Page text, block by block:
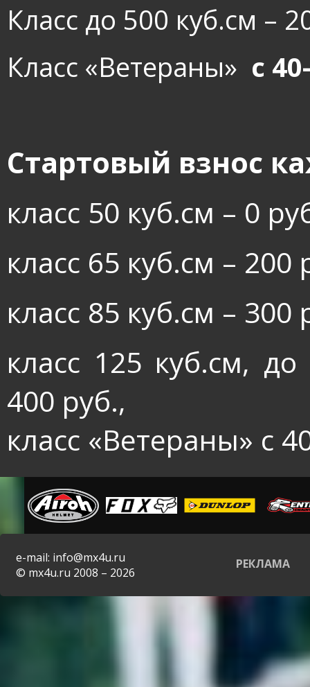
Класс до 500 куб.см –
Класс «Ветераны» с
Стартовый взнос
класс 50 куб.см – 0
класс 65 куб.см – 200
класс 85 куб.см – 300
класс 125 куб.см,
400 руб.,
класс «Ветераны» с
e-mail: info@mx4u.ru
© mx4u.ru 2008 – 2026
РЕКЛАМА